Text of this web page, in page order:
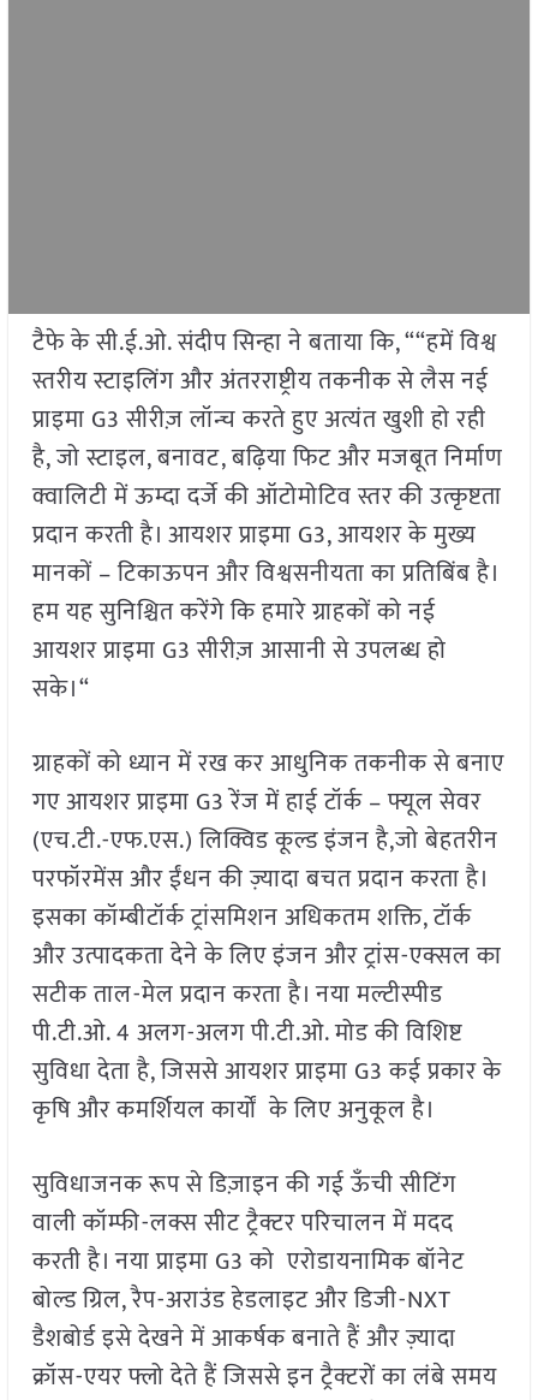
टैफे के सी.ई.ओ. संदीप सिन्हा ने बताया कि, ““हमें विश्व
स्तरीय स्टाइलिंग और अंतरराष्ट्रीय तकनीक से लैस नई
प्राइमा G3 सीरीज़ लॉन्च करते हुए अत्यंत खुशी हो रही
है, जो स्टाइल, बनावट, बढ़िया फिट और मजबूत निर्माण
क्वालिटी में ऊम्दा दर्जे की ऑटोमोटिव स्तर की उत्कृष्टता
प्रदान करती है। आयशर प्राइमा G3, आयशर के मुख्य
मानकों – टिकाऊपन और विश्वसनीयता का प्रतिबिंब है।
हम यह सुनिश्चित करेंगे कि हमारे ग्राहकों को नई
आयशर प्राइमा G3 सीरीज़ आसानी से उपलब्ध हो
सके।“
ग्राहकों को ध्यान में रख कर आधुनिक तकनीक से बनाए
गए आयशर प्राइमा G3 रेंज में हाई टॉर्क – फ्यूल सेवर
(एच.टी.-एफ.एस.) लिक्विड कूल्ड इंजन है,जो बेहतरीन
परफॉरमेंस और ईंधन की ज़्यादा बचत प्रदान करता है।
इसका कॉम्बीटॉर्क ट्रांसमिशन अधिकतम शक्ति, टॉर्क
और उत्पादकता देने के लिए इंजन और ट्रांस-एक्सल का
सटीक ताल-मेल प्रदान करता है। नया मल्टीस्पीड
पी.टी.ओ. 4 अलग-अलग पी.टी.ओ. मोड की विशिष्ट
सुविधा देता है, जिससे आयशर प्राइमा G3 कई प्रकार के
कृषि और कमर्शियल कार्यों के लिए अनुकूल है।
सुविधाजनक रूप से डिज़ाइन की गई ऊँची सीटिंग
वाली कॉम्फी-लक्स सीट ट्रैक्टर परिचालन में मदद
करती है। नया प्राइमा G3 को एरोडायनामिक बॉनेट
बोल्ड ग्रिल, रैप-अराउंड हेडलाइट और डिजी-NXT
डैशबोर्ड इसे देखने में आकर्षक बनाते हैं और ज़्यादा
क्रॉस-एयर फ्लो देते हैं जिससे इन ट्रैक्टरों का लंबे समय